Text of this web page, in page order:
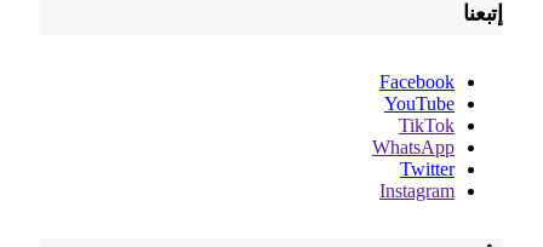
إتبعنا
Facebook
YouTube
TikTok
WhatsApp
Twitter
Instagram